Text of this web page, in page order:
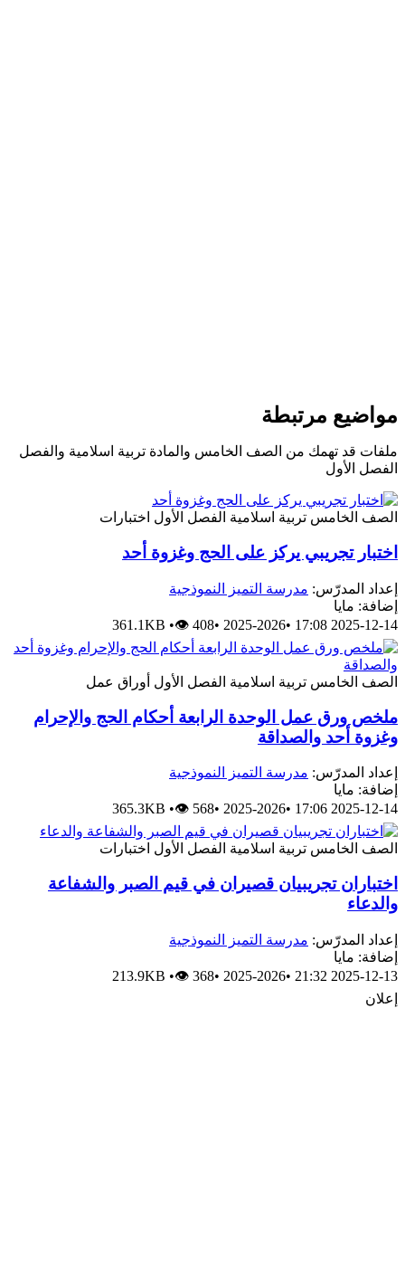
مواضيع مرتبطة
ملفات قد تهمك من الصف الخامس والمادة تربية اسلامية والفصل
الفصل الأول
الصف الخامس تربية اسلامية الفصل الأول اختبارات
اختبار تجريبي يركز على الحج وغزوة أحد
إعداد المدرّس: مدرسة التميز النموذجية
إضافة: مايا
2025-12-14 17:08
•
2025-2026
•
361.1KB •👁 408
الصف الخامس تربية اسلامية الفصل الأول أوراق عمل
ملخص ورق عمل الوحدة الرابعة أحكام الحج والإحرام
وغزوة أحد والصداقة
إعداد المدرّس: مدرسة التميز النموذجية
إضافة: مايا
2025-12-14 17:06
•
2025-2026
•
365.3KB •👁 568
الصف الخامس تربية اسلامية الفصل الأول اختبارات
اختباران تجريبيان قصيران في قيم الصبر والشفاعة
والدعاء
إعداد المدرّس: مدرسة التميز النموذجية
إضافة: مايا
2025-12-13 21:32
•
2025-2026
•
213.9KB •👁 368
إعلان